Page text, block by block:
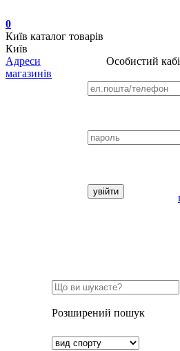
0
Київ каталог товарів
Київ
Адреси
магазинів
Особистий
Розширений пошук